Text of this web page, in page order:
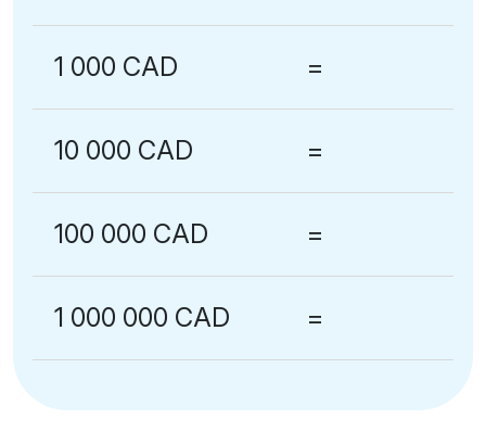
1 000 CAD =
10 000 CAD =
100 000 CAD =
1 000 000 CAD =